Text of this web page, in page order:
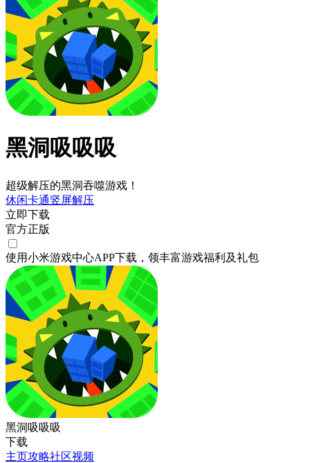
黑洞吸吸吸
超级解压的黑洞吞噬游戏！
休闲卡通竖屏解压
立即下载
官方正版
使用小米游戏中心APP下载 ，领丰富游戏福利 及礼包
黑洞吸吸吸
下载
主页攻略社区视频